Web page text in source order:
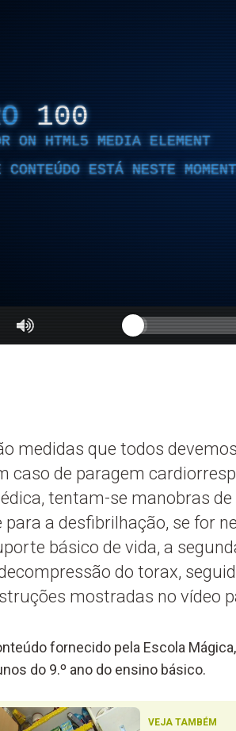
100
ON HTML5 MEDIA ELEMENT
CONTEÚDO ESTÁ NESTE
medidas que todos
caso de paragem
tentam-se manobras
para a desfibrilhação, se for
básico de vida, a
do torax,
mostradas no vídeo
fornecido pela Escola
do 9.º ano do ensino básico.
VEJA TAMBÉM